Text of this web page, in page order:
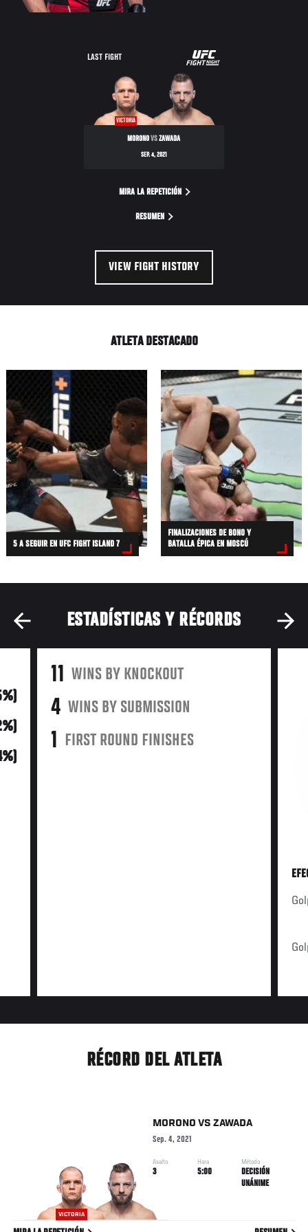
LAST FIGHT
UFC
FIGHT
NIGHT
VICTORIA
MORONOVSZAWADA
SEP. 4, 2021
MIRA LA REPETICIÓN
RESUMEN
VIEW FIGHT HISTORY
ATLETA DESTACADO
5 A SEGUIR EN UFC FIGHT ISLAND 7
FINALIZACIONES DE BONO Y
BATALLA ÉPICA EN MOSCÚ
ESTADÍSTICAS Y RÉCORDS
11 WINS BY KNOCKOUT
4 WINS BY SUBMISSION
1 FIRST ROUND FINISHES
RÉCORD DEL ATLETA
VICTORIA
MORONO VS ZAWADA
Sep. 4, 2021
Asalto
3
Hora
5:00
Método
DECISIÓN
UNÁNIME